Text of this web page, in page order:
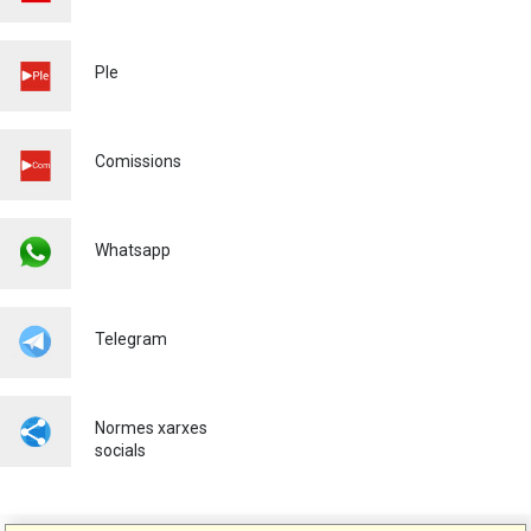
Ple
Comissions
Whatsapp
Telegram
Normes xarxes
socials